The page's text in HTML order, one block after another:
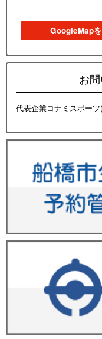
GoogleMap
お
代表企業コナミスポーツ